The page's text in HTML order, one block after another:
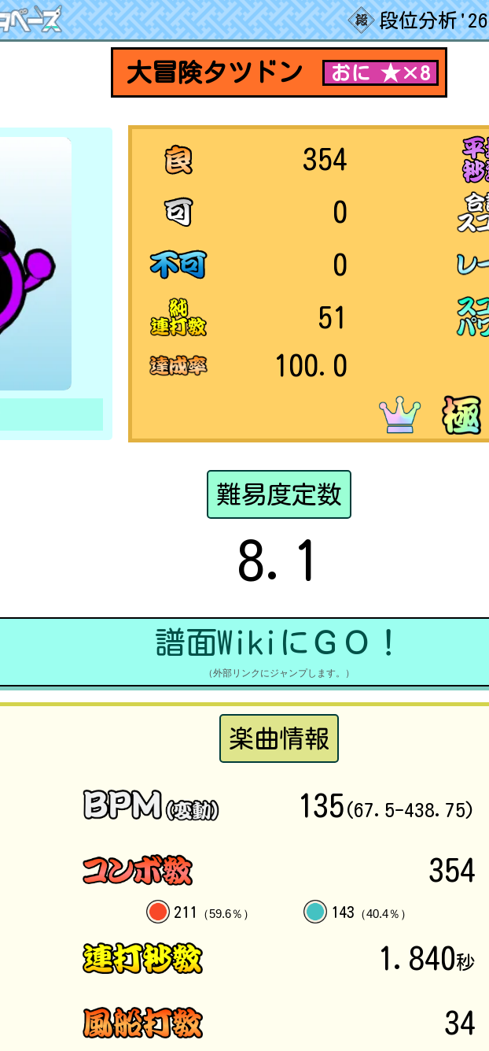
段位分析'26
大冒険タツドン おに ★×8
354
0
0
51
100.0
難易度定数
8.1
譜面WikiにＧＯ！
（外部リンクにジャンプします。）
楽曲情報
135 (67.5-438.75)
354
211 （59.6％） 143 （40.4％）
1.840秒
34